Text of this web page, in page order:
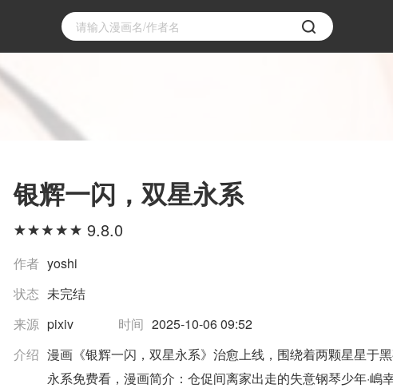
银辉一闪，双星永系
9.8.0
作者 yoshi
状态 未完结
来源 pixiv 时间 2025-10-06 09:52
介绍 漫画《银辉一闪，双星永系》治愈上线，围绕着两颗星星于
永系免费看，漫画简介：仓促间离家出走的失意钢琴少年·